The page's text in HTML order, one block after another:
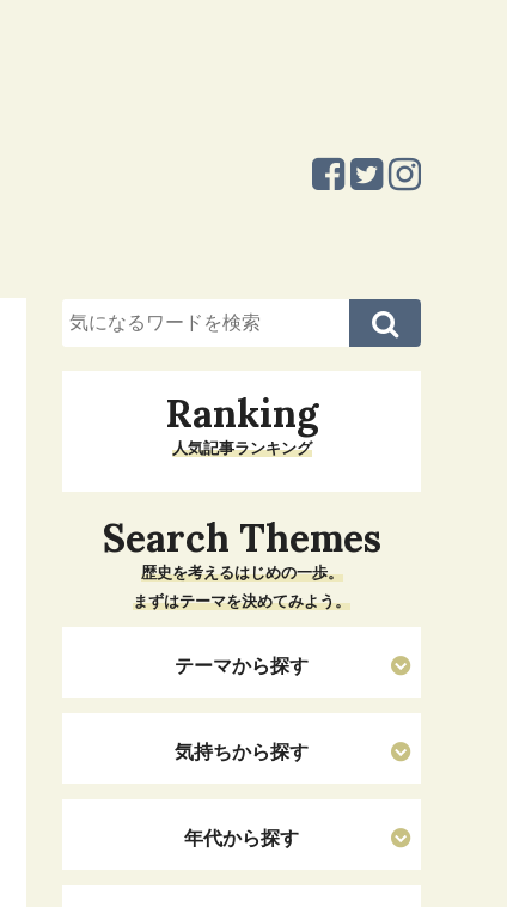
Ranking
人気記事ランキング
Search Themes
歴史を考えるはじめの一歩。
まずはテーマを決めてみよう。
テーマから探す
気持ちから探す
年代から探す